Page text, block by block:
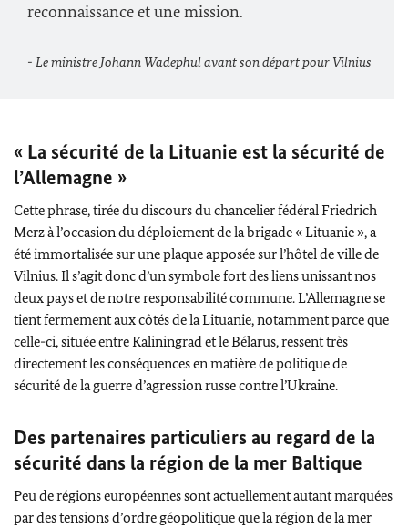
reconnaissance et une mission.
- Le ministre Johann Wadephulavant son départ pour Vilnius
« La sécurité de la Lituanie est la sécurité de
l’Allemagne »
Cette phrase, tirée du discours du chancelier fédéral Friedrich
Merzà l’occasion du déploiement de la brigade « Lituanie », a
été immortalisée sur une plaque apposée sur l’hôtel de ville de
Vilnius. Il s’agit donc d’un symbole fort des liens unissant nos
deux pays et de notre responsabilité commune. L’Allemagne se
tient fermement aux côtés de la Lituanie, notamment parce que
celle-ci, située entre Kaliningrad et le Bélarus, ressent très
directement les conséquences en matière de politique de
sécurité de la guerre d’agression russe contre l’Ukraine.
Des partenaires particuliers au regard de la
sécurité dans la région de la mer Baltique
Peu de régions européennes sont actuellement autant marquées
par des tensions d’ordre géopolitique que la région de la mer